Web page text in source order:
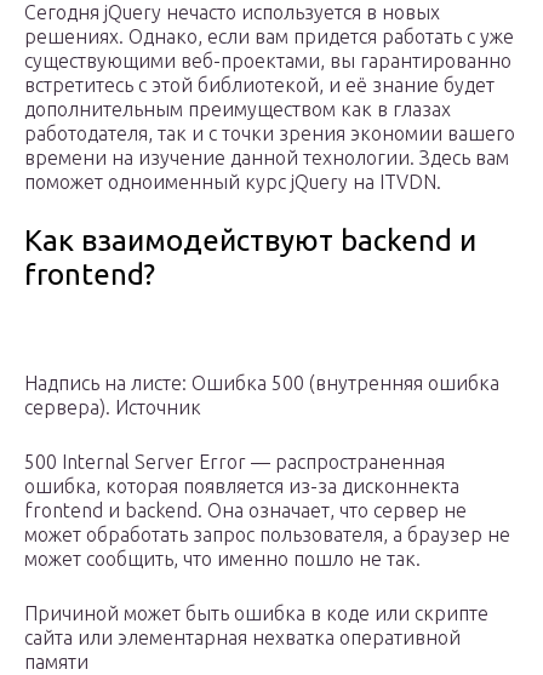
Сегодня jQuery нечасто используется в новых
решениях. Однако, если вам придется работать с уже
существующими веб-проектами, вы гарантированно
встретитесь с этой библиотекой, и её знание будет
дополнительным преимуществом как в глазах
работодателя, так и с точки зрения экономии вашего
времени на изучение данной технологии. Здесь вам
поможет одноименный курс jQuery на ITVDN.
Как взаимодействуют backend и
frontend?
Надпись на листе: Ошибка 500 (внутренняя ошибка
сервера). Источник
500 Internal Server Error — распространенная
ошибка, которая появляется из-за дисконнекта
frontend и backend. Она означает, что сервер не
может обработать запрос пользователя, а браузер не
может сообщить, что именно пошло не так.
Причиной может быть ошибка в коде или скрипте
сайта или элементарная нехватка оперативной
памяти